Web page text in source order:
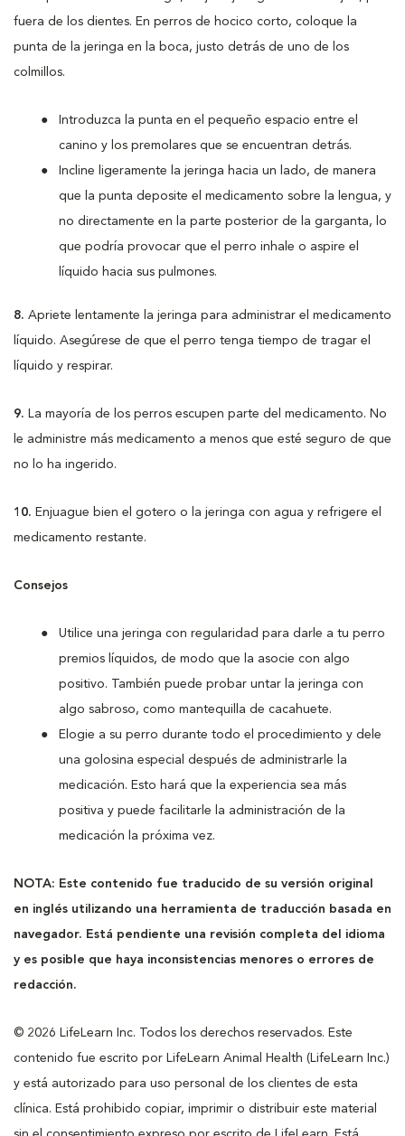
fuera de los dientes. En perros de hocico corto, coloque la
punta de la jeringa en la boca, justo detrás de uno de los
colmillos.
Introduzca la punta en el pequeño espacio entre el
canino y los premolares que se encuentran detrás.
Incline ligeramente la jeringa hacia un lado, de manera
que la punta deposite el medicamento sobre la lengua, y
no directamente en la parte posterior de la garganta, lo
que podría provocar que el perro inhale o aspire el
líquido hacia sus pulmones.
8. Apriete lentamente la jeringa para administrar el medicamento
líquido. Asegúrese de que el perro tenga tiempo de tragar el
líquido y respirar.
9. La mayoría de los perros escupen parte del medicamento. No
le administre más medicamento a menos que esté seguro de que
no lo ha ingerido.
10. Enjuague bien el gotero o la jeringa con agua y refrigere el
medicamento restante.
Consejos
Utilice una jeringa con regularidad para darle a tu perro
premios líquidos, de modo que la asocie con algo
positivo. También puede probar untar la jeringa con
algo sabroso, como mantequilla de cacahuete.
Elogie a su perro durante todo el procedimiento y dele
una golosina especial después de administrarle la
medicación. Esto hará que la experiencia sea más
positiva y puede facilitarle la administración de la
medicación la próxima vez.
NOTA: Este contenido fue traducido de su versión original
en inglés utilizando una herramienta de traducción basada en
navegador. Está pendiente una revisión completa del idioma
y es posible que haya inconsistencias menores o errores de
redacción.
© 2026 LifeLearn Inc. Todos los derechos reservados. Este
contenido fue escrito por LifeLearn Animal Health (LifeLearn Inc.)
y está autorizado para uso personal de los clientes de esta
clínica. Está prohibido copiar, imprimir o distribuir este material